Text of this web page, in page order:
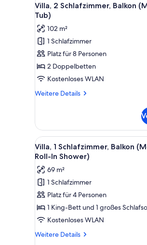
und
Schlafsofa
(Hearing
Accessible)
Fotos
für
Villa,
2 Schlafzimmer,
Balkon
(Mobility
Accessible,
Tub)
7
Villa, 2 Schlafzimmer, Balkon
Tub)
102 m²
1 Schlafzimmer
Platz für 8 Personen
2 Doppelbetten
Kostenloses WLAN
Weitere Details
Weitere
2 Schlafzimmer,
Balkon
(Mobility
Accessible,
Alle
Fotos
für
Villa,
Schlafzimmer,
Balkon
(Mobility
Accessible,
Ein
6
Villa, 1 Schlafzimmer, Balkon
Roll-In Shower)
69 m²
1 Schlafzimmer
Platz für 4 Personen
1 King-Bett und 1 großes
Kostenloses WLAN
Weitere Details
Weitere